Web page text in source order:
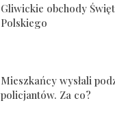
Gliwickie obchody
Polskiego
Mieszkańcy wysłali
policjantów. Za co?